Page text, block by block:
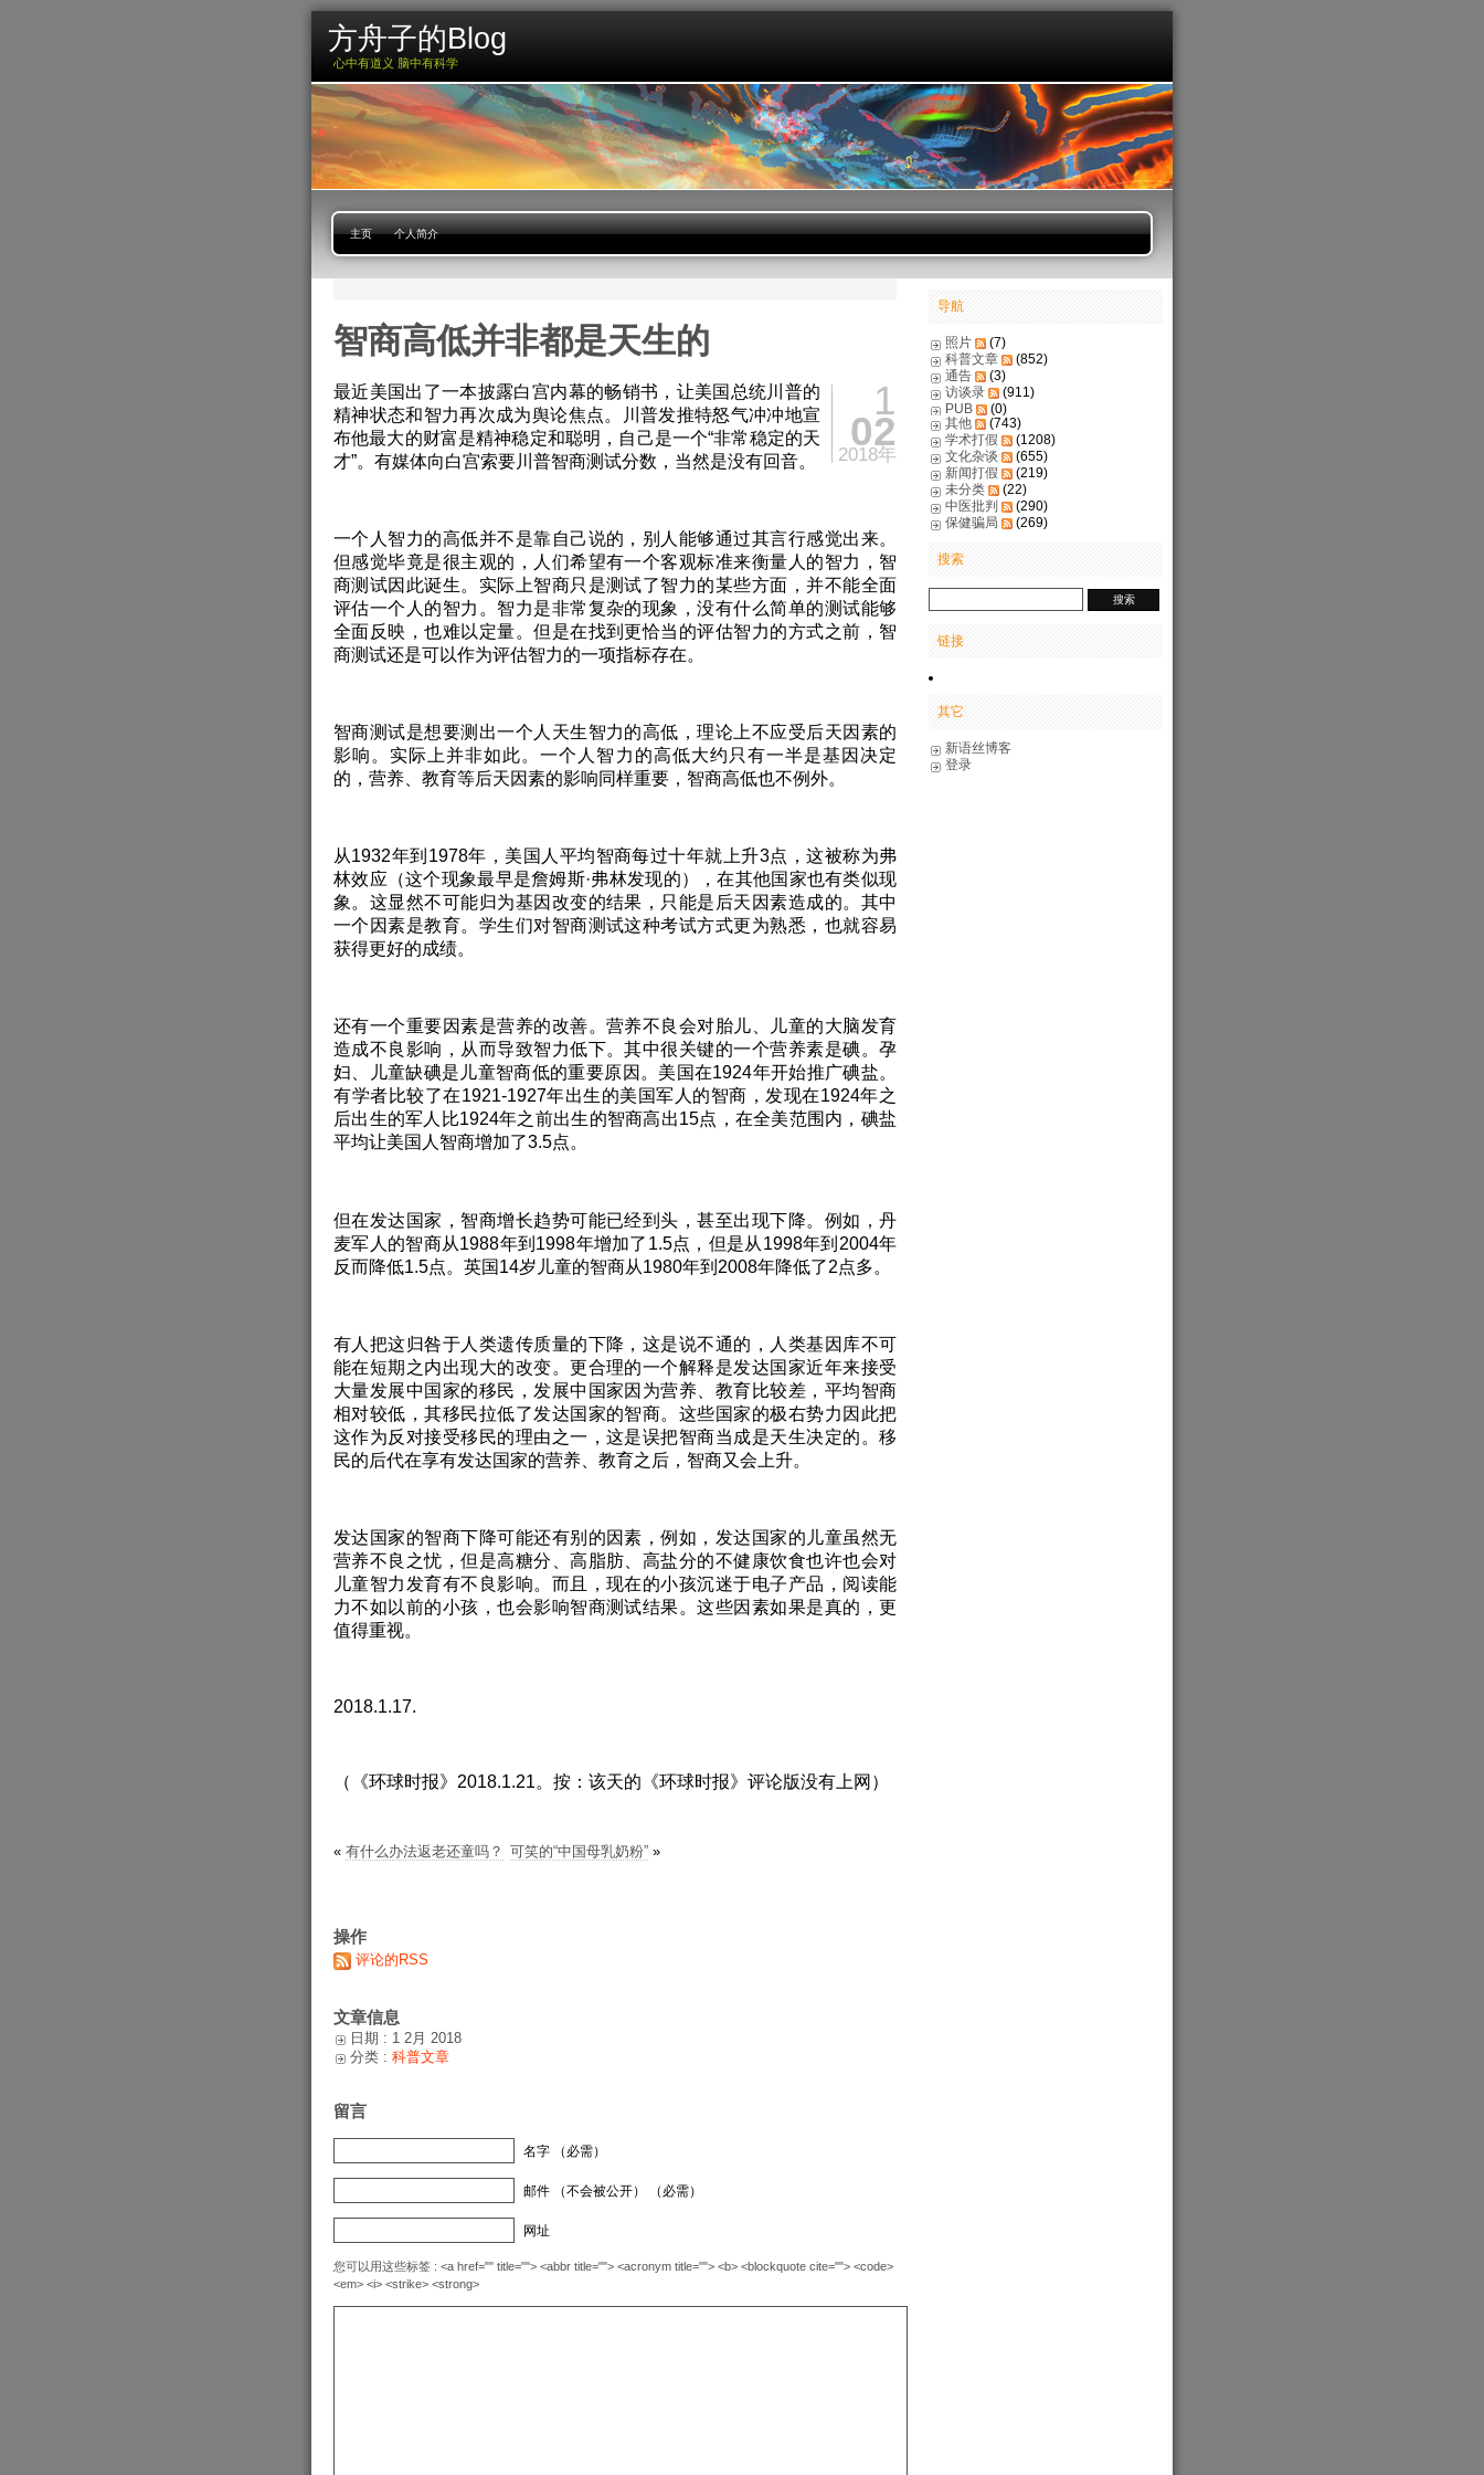
方舟子的Blog
心中有道义 脑中有科学
主页 个人简介
智商高低并非都是天生的
1
02
2018年
最近美国出了一本披露白宫内幕的畅销书，让美国总统川普的
精神状态和智力再次成为舆论焦点。川普发推特怒气冲冲地宣
布他最大的财富是精神稳定和聪明，自己是一个“非常稳定的天
才”。有媒体向白宫索要川普智商测试分数，当然是没有回音。
一个人智力的高低并不是靠自己说的，别人能够通过其言行感觉出来。
但感觉毕竟是很主观的，人们希望有一个客观标准来衡量人的智力，智
商测试因此诞生。实际上智商只是测试了智力的某些方面，并不能全面
评估一个人的智力。智力是非常复杂的现象，没有什么简单的测试能够
全面反映，也难以定量。但是在找到更恰当的评估智力的方式之前，智
商测试还是可以作为评估智力的一项指标存在。
智商测试是想要测出一个人天生智力的高低，理论上不应受后天因素的
影响。实际上并非如此。一个人智力的高低大约只有一半是基因决定
的，营养、教育等后天因素的影响同样重要，智商高低也不例外。
从1932年到1978年，美国人平均智商每过十年就上升3点，这被称为弗
林效应（这个现象最早是詹姆斯·弗林发现的），在其他国家也有类似现
象。这显然不可能归为基因改变的结果，只能是后天因素造成的。其中
一个因素是教育。学生们对智商测试这种考试方式更为熟悉，也就容易
获得更好的成绩。
还有一个重要因素是营养的改善。营养不良会对胎儿、儿童的大脑发育
造成不良影响，从而导致智力低下。其中很关键的一个营养素是碘。孕
妇、儿童缺碘是儿童智商低的重要原因。美国在1924年开始推广碘盐。
有学者比较了在1921-1927年出生的美国军人的智商，发现在1924年之
后出生的军人比1924年之前出生的智商高出15点，在全美范围内，碘盐
平均让美国人智商增加了3.5点。
但在发达国家，智商增长趋势可能已经到头，甚至出现下降。例如，丹
麦军人的智商从1988年到1998年增加了1.5点，但是从1998年到2004年
反而降低1.5点。英国14岁儿童的智商从1980年到2008年降低了2点多。
有人把这归咎于人类遗传质量的下降，这是说不通的，人类基因库不可
能在短期之内出现大的改变。更合理的一个解释是发达国家近年来接受
大量发展中国家的移民，发展中国家因为营养、教育比较差，平均智商
相对较低，其移民拉低了发达国家的智商。这些国家的极右势力因此把
这作为反对接受移民的理由之一，这是误把智商当成是天生决定的。移
民的后代在享有发达国家的营养、教育之后，智商又会上升。
发达国家的智商下降可能还有别的因素，例如，发达国家的儿童虽然无
营养不良之忧，但是高糖分、高脂肪、高盐分的不健康饮食也许也会对
儿童智力发育有不良影响。而且，现在的小孩沉迷于电子产品，阅读能
力不如以前的小孩，也会影响智商测试结果。这些因素如果是真的，更
值得重视。
2018.1.17.
（《环球时报》2018.1.21。按：该天的《环球时报》评论版没有上网）
« 有什么办法返老还童吗？ 可笑的“中国母乳奶粉” »
操作
评论的RSS
文章信息
日期 : 1 2月 2018
分类 : 科普文章
留言
名字 （必需）
邮件 （不会被公开） （必需）
网址
您可以用这些标签 : <a href="" title=""> <abbr title=""> <acronym title=""> <b> <blockquote cite=""> <code>
<em> <i> <strike> <strong>
导航
照片
(7)
科普文章
(852)
通告
(3)
访谈录
(911)
PUB
(0)
其他
(743)
学术打假
(1208)
文化杂谈
(655)
新闻打假
(219)
未分类
(22)
中医批判
(290)
保健骗局
(269)
搜索
链接
其它
新语丝博客
登录